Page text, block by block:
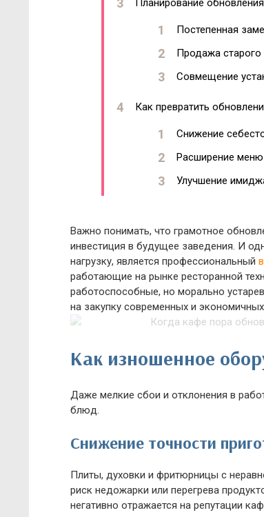
Планирование
Постепенная
Продажа
Совмещение
Как превратить
Снижение
Расширение меню
Улучшение
Важно понимать, что грамотное
инвестиция в будущее заведения. И
нагрузку, является профессиональный
работающие на рынке ресторанной
работоспособные, но морально
на закупку современных и
Как изношенное
Даже мелкие сбои и отклонения в
блюд.
Снижение точности
Плиты, духовки и фритюрницы с
риск недожарки или перегрева
негативно отражается на репутации